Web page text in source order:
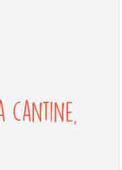
cantine,